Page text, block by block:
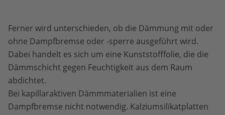
Ferner wird unterschieden, ob die Dämmung mit oder
ohne Dampfbremse oder -sperre ausgeführt wird.
Dabei handelt es sich um eine Kunststofffolie, die die
Dämmschicht gegen Feuchtigkeit aus dem Raum
abdichtet.
Bei kapillaraktiven Dämmmaterialien ist eine
Dampfbremse nicht notwendig. Kalziumsilikatplatten